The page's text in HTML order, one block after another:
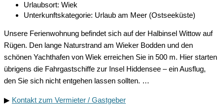
Urlaubsort: Wiek
Unterkunftskategorie: Urlaub am Meer (Ostseeküste)
Unsere Ferienwohnung befindet sich auf der Halbinsel Wittow auf
Rügen. Den lange Naturstrand am Wieker Bodden und den
schönen Yachthafen von Wiek erreichen Sie in 500 m. Hier starten
übrigens die Fahrgastschiffe zur Insel Hiddensee – ein Ausflug,
den Sie sich nicht entgehen lassen sollten. …
▶ Kontakt zum Vermieter / Gastgeber